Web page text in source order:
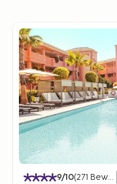
9/10(271 Bewertungen